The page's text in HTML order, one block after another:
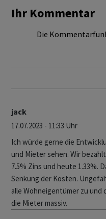
Ihr Kommentar
Die
jack
17.07.2023 - 11:33 Uhr
Ich würde gerne die
und Mieter sehen. Wir
7.5% Zins und heute 1.33%.
Senkung der Kosten.
alle Wohneigentümer zu
die Mieter massiv.